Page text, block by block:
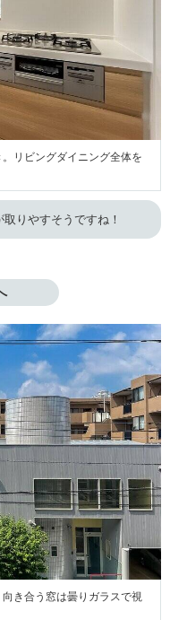
リビングダイニング全体を
りやすそうですね！
き合う窓は曇りガラスで視